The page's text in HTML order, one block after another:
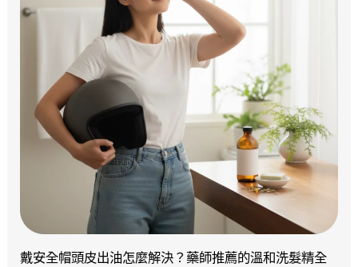
戴安全帽頭皮出油怎麼解決？藥師推薦的溫和洗髮精全